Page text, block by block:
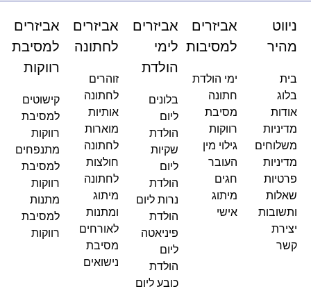
ניווט
מהיר
בית
בלוג
אודות
מדיניות
משלוחים
מדיניות
פרטיות
שאלות
ותשובות
יצירת
קשר
אביזרים
למסיבות
ימי הולדת
חתונה
מסיבת
רווקות
גילוי מין
העובר
חגים
מיתוג
אישי
אביזרים
לימי
הולדת
בלונים
ליום
הולדת
שקיות
ליום
הולדת
נרות ליום
הולדת
פיניאטה
ליום
הולדת
כובע ליום
אביזרים
לחתונה
זוהרים
לחתונה
אותיות
מוארות
לחתונה
חולצות
לחתונה
מיתוג
ומתנות
לאורחים
מסיבת
נישואים
אביזרים
למסיבת
רווקות
קישוטים
למסיבת
רווקות
מתנפחים
למסיבת
רווקות
מתנות
למסיבת
רווקות